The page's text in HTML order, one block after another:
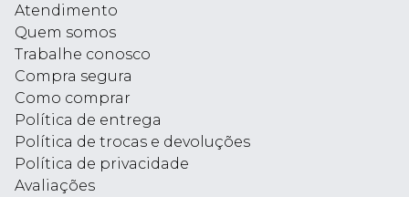
Atendimento
Quem somos
Trabalhe conosco
Compra segura
Como comprar
Política de entrega
Política de trocas e devoluções
Política de privacidade
Avaliações